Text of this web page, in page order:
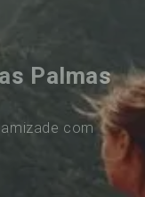
Palmas
com